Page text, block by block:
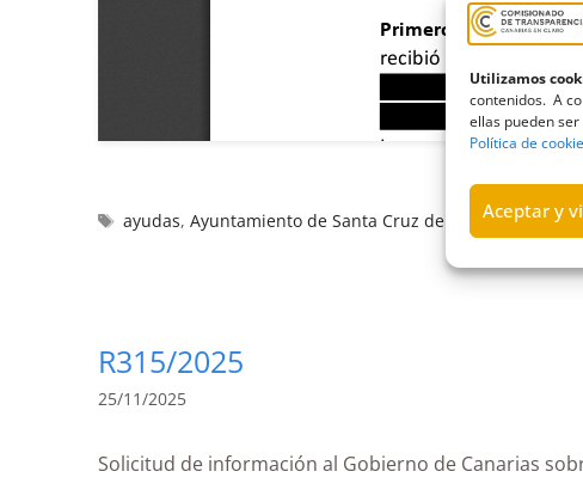
Utilizamos
contenidos. A
ellas pueden
Política de
Aceptar y
ayudas,Ayuntamiento de Santa Cruz de Tenerife,
R315/2025
25/11/2025
Solicitud de información al Gobierno de